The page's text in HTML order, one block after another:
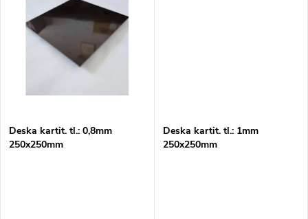
Deska kartit. tl.: 0,8mm
250x250mm
Deska kartit. tl.: 1mm
250x250mm